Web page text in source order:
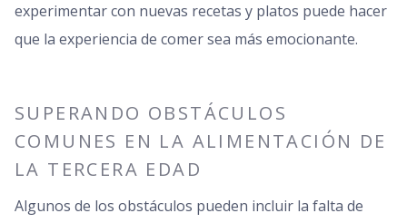
experimentar con nuevas recetas y platos puede hacer
que la experiencia de comer sea más emocionante.
SUPERANDO OBSTÁCULOS
COMUNES EN LA ALIMENTACIÓN DE
LA TERCERA EDAD
Algunos de los obstáculos pueden incluir la falta de